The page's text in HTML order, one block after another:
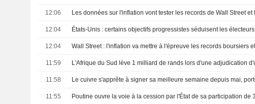
12:06
12:04
12:04
11:59
11:58
11:55